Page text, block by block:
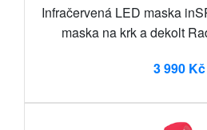
Infračervená LED maska
maska na krk a dekolt
3 990 Kč